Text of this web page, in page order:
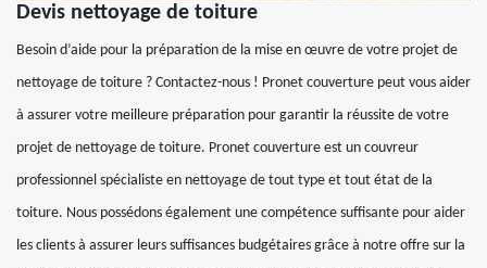
Devis nettoyage de toiture
Besoin d’aide pour la préparation de la mise en œuvre de votre projet de
nettoyage de toiture ? Contactez-nous ! Pronet couverture peut vous aider
à assurer votre meilleure préparation pour garantir la réussite de votre
projet de nettoyage de toiture. Pronet couverture est un couvreur
professionnel spécialiste en nettoyage de tout type et tout état de la
toiture. Nous possédons également une compétence suffisante pour aider
les clients à assurer leurs suffisances budgétaires grâce à notre offre sur la